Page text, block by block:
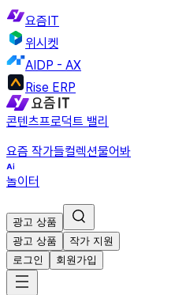
요즘IT
위시켓
AIDP - AX
Rise ERP
콘텐츠프로덕트 밸리
요즘 작가들컬렉션물어봐
놀이터
광고 상품
광고 상품
작가 지원
로그인
회원가입